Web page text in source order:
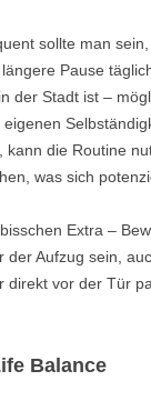
sollte man
Pause
der Stadt ist –
kann die Routine
was sich
Extra –
der Aufzug sein,
direkt vor der Tür
Balance